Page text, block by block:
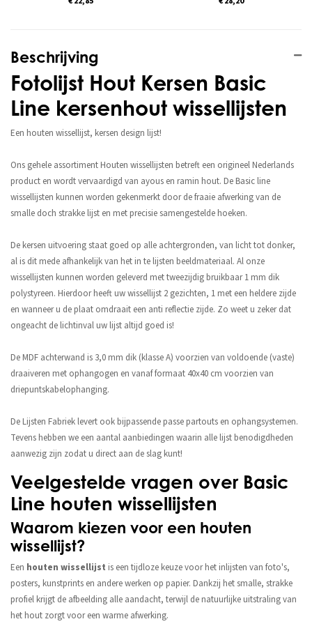
Beschrijving
Fotolijst Hout Kersen Basic
Line kersenhout wissellijsten
Een houten wissellijst, kersen design lijst!
Ons gehele assortiment Houten wissellijsten betreft een origineel Nederlands
product en wordt vervaardigd van ayous en ramin hout. De Basic line
wissellijsten kunnen worden gekenmerkt door de fraaie afwerking van de
smalle doch strakke lijst en met precisie samengestelde hoeken.
De kersen uitvoering staat goed op alle achtergronden, van licht tot donker,
al is dit mede afhankelijk van het in te lijsten beeldmateriaal. Al onze
wissellijsten kunnen worden geleverd met tweezijdig bruikbaar 1 mm dik
polystyreen. Hierdoor heeft uw wissellijst 2 gezichten, 1 met een heldere zijde
en wanneer u de plaat omdraait een anti reflectie zijde. Zo weet u zeker dat
ongeacht de lichtinval uw lijst altijd goed is!
De MDF achterwand is 3,0 mm dik (klasse A) voorzien van voldoende (vaste)
draaiveren met ophangogen en vanaf formaat 40x40 cm voorzien van
driepuntskabelophanging.
De Lijsten Fabriek levert ook bijpassende passe partouts en ophangsystemen.
Tevens hebben we een aantal aanbiedingen waarin alle lijst benodigdheden
aanwezig zijn zodat u direct aan de slag kunt!
Veelgestelde vragen over Basic
Line houten wissellijsten
Waarom kiezen voor een houten
wissellijst?
Een houten wissellijst is een tijdloze keuze voor het inlijsten van foto's,
posters, kunstprints en andere werken op papier. Dankzij het smalle, strakke
profiel krijgt de afbeelding alle aandacht, terwijl de natuurlijke uitstraling van
het hout zorgt voor een warme afwerking.